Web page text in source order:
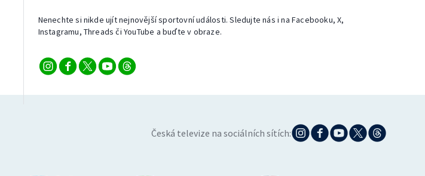
Nenechte si nikde ujít nejnovější sportovní události. Sledujte nás i na Facebooku, X,
Instagramu, Threads či YouTube a buďte v obraze.
Česká televize na sociálních sítích: